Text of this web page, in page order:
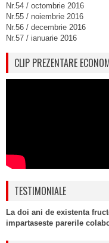
Nr.54 / octombrie 2016
Nr.55 / noiembrie 2016
Nr.56 / decembrie 2016
Nr.57 / ianuarie 2016
CLIP PREZENTARE
TESTIMONIALE
La doi ani de existenta
impartaseste parerile